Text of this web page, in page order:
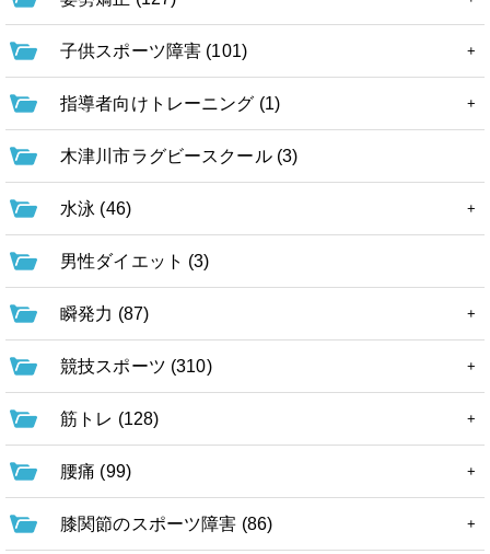
子供スポーツ障害 (101)
指導者向けトレーニング (1)
木津川市ラグビースクール (3)
水泳 (46)
男性ダイエット (3)
瞬発力 (87)
競技スポーツ (310)
筋トレ (128)
腰痛 (99)
膝関節のスポーツ障害 (86)